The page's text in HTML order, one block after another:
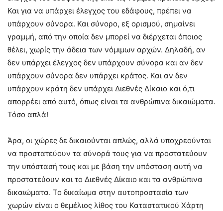
Και για να υπάρχει έλεγχος του εδάφους, πρέπει να
υπάρχουν σύνορα. Και σύνορο, εξ ορισμού, σημαίνει
γραμμή, από την οποία δεν μπορεί να διέρχεται όποιος
θέλει, χωρίς την άδεια των νόμιμων αρχών. Δηλαδή, αν
δεν υπάρχει έλεγχος δεν υπάρχουν σύνορα και αν δεν
υπάρχουν σύνορα δεν υπάρχει κράτος. Και αν δεν
υπάρχουν κράτη δεν υπάρχει Διεθνές Δίκαιο και ό,τι
απορρέει από αυτό, όπως είναι τα ανθρώπινα δικαιώματα.
Τόσο απλά!
Άρα, οι χώρες δε δικαιούνται απλώς, αλλά υποχρεούνται
να προστατεύουν τα σύνορά τους για να προστατεύουν
την υπόστασή τους και με βάση την υπόσταση αυτή να
προστατεύουν και το Διεθνές Δίκαιο και τα ανθρώπινα
δικαιώματα. Το δικαίωμα στην αυτοπροστασία των
χωρών είναι ο θεμέλιος λίθος του Καταστατικού Χάρτη